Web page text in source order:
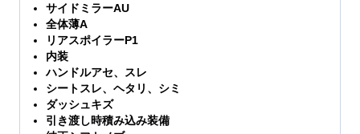
サイドミラーAU
全体薄A
リアスポイラーP1
内装
ハンドルアセ、スレ
シートスレ、ヘタリ、シミ
ダッシュキズ
引き渡し時積み込み装備